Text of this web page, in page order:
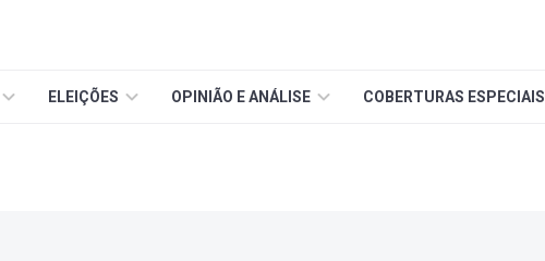
ELEIÇÕES OPINIÃO E ANÁLISE COBERTURAS ESPECIAIS